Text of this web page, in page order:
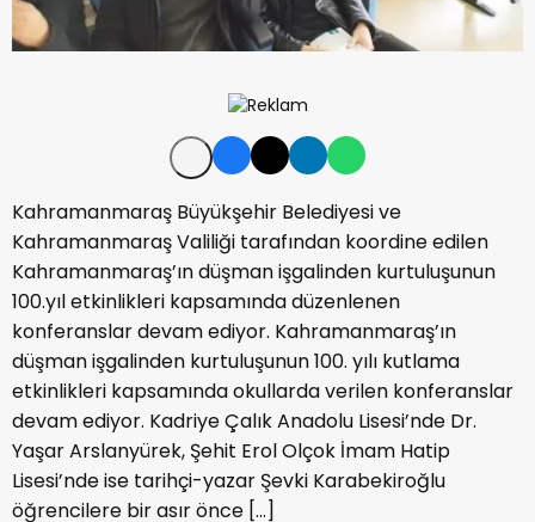
Kahramanmaraş Büyükşehir Belediyesi ve
Kahramanmaraş Valiliği tarafından koordine edilen
Kahramanmaraş’ın düşman işgalinden kurtuluşunun
100.yıl etkinlikleri kapsamında düzenlenen
konferanslar devam ediyor. Kahramanmaraş’ın
düşman işgalinden kurtuluşunun 100. yılı kutlama
etkinlikleri kapsamında okullarda verilen konferanslar
devam ediyor. Kadriye Çalık Anadolu Lisesi’nde Dr.
Yaşar Arslanyürek, Şehit Erol Olçok İmam Hatip
Lisesi’nde ise tarihçi-yazar Şevki Karabekiroğlu
öğrencilere bir asır önce […]